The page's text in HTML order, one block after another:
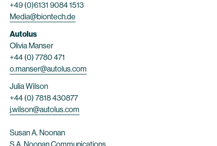
+49 (0)6131 9084 1513
Media@biontech.de
Autolus
Olivia Manser
+44 (0) 7780 471
o.manser@autolus.com
Julia Wilson
+44 (0) 7818 430877
j.wilson@autolus.com
Susan A. Noonan